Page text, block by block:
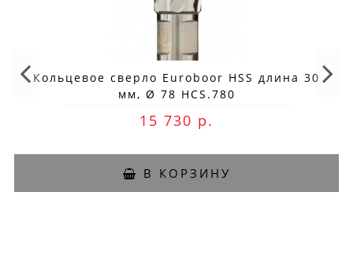
Кольцевое сверло Euroboor HSS длина 30
мм, Ø 78 HCS.780
15 730 р.
В КОРЗИНУ